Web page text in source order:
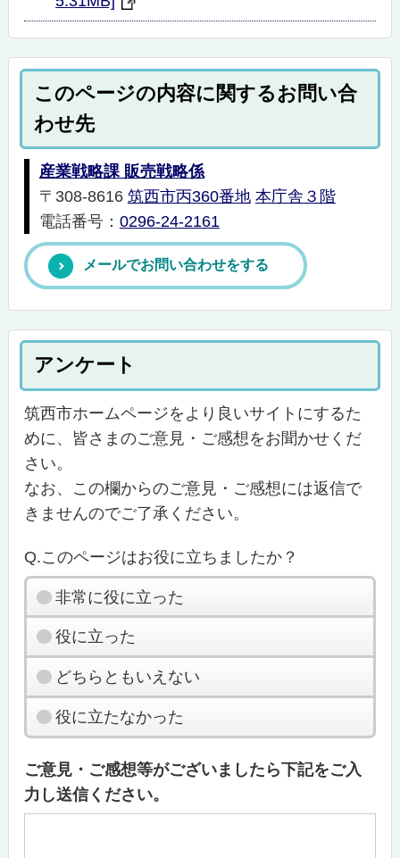
このページの内容に関するお問い合
わせ先
産業戦略課 販売戦略係
〒308-8616 筑西市丙360番地 本庁舎３階
電話番号： 0296-24-2161
メールでお問い合わせをする
アンケート
筑西市ホームページをより良いサイトにするた
めに、皆さまのご意見・ご感想をお聞かせくだ
さい。
なお、この欄からのご意見・ご感想には返信で
きませんのでご了承ください。
Q.このページはお役に立ちましたか？
非常に役に立った
役に立った
どちらともいえない
役に立たなかった
ご意見・ご感想等がございましたら下記をご入
力し送信ください。